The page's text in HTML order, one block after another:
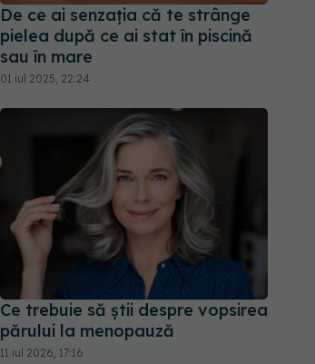
De ce ai senzația că te strânge
pielea după ce ai stat în piscină
sau în mare
01 iul 2025, 22:24
Ce trebuie să știi despre vopsirea
părului la menopauză
11 iul 2026, 17:16